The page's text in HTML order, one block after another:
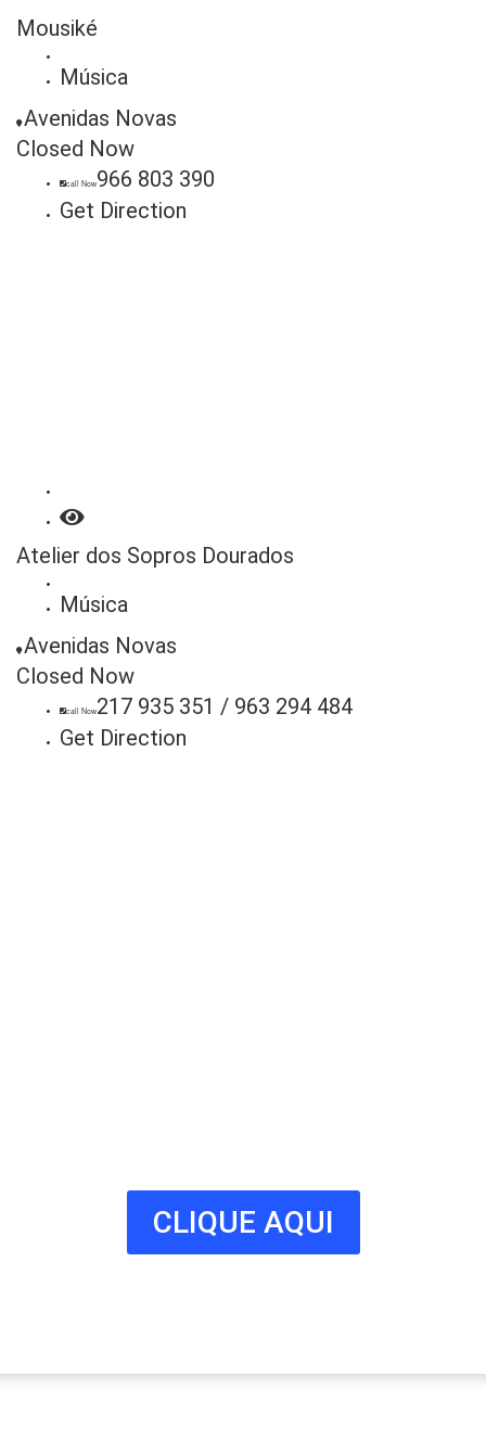
Mousiké
Música
Avenidas Novas
Closed Now
call Now966 803 390
Get Direction
Atelier dos Sopros Dourados
Música
Avenidas Novas
Closed Now
call Now217 935 351 / 963 294 484
Get Direction
CLIQUE AQUI